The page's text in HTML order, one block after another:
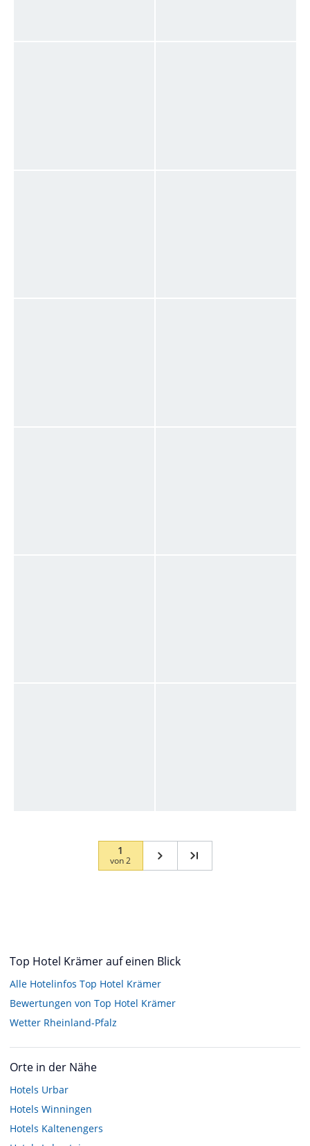
1
von2
Top Hotel Krämer auf einen Blick
Alle Hotelinfos Top Hotel Krämer
Bewertungen von Top Hotel Krämer
Wetter Rheinland-Pfalz
Orte in der Nähe
Hotels Urbar
Hotels Winningen
Hotels Kaltenengers